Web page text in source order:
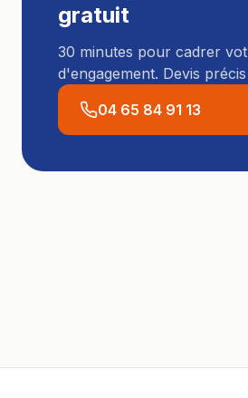
gratuit
30 minutes pour cadrer
d'engagement. Devis
04 65 84 91 13